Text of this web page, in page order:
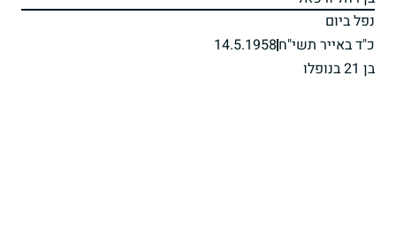
נפל ביום
כ"ד באייר תשי"ח14.5.1958
בן 21 בנופלו